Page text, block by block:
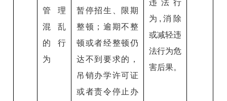
管理
混乱
的行
为
暂停招生、限期
整顿；逾期不整
顿或者经整顿仍
达不到要求的，
吊销办学许可证
或者责令停止办
违法行
为,消除
或减轻违
法行为危
害后果。